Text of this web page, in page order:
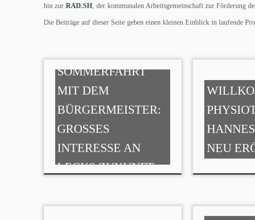
hin zur RAD.SH, der kommunalen Arbeitsgemeinschaft zur Förderung
Die Beiträge auf dieser Seite geben einen kleinen Einblick in laufende
SOMMERFAHRT
MIT DEM
BÜRGERMEISTER:
GROSSES I
NTERESSE AN L
ECKS ZUKUNFT
NEU
ZUM